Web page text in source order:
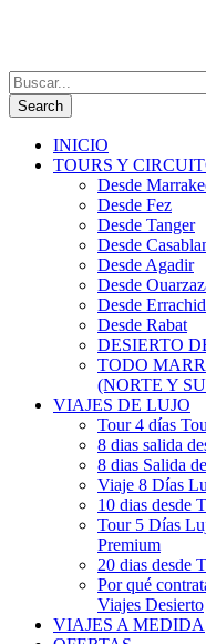
INICIO
TOURS Y
Desde
Desde Fez
Desde Tanger
Desde
Desde Agadir
Desde
Desde
Desde Rabat
DESIERTO
TODO
(NORTE Y
VIAJES DE LUJO
Tour 4 días
8 dias salida
8 dias Salida
Viaje 8 Días
10 dias desde
Tour 5 Días
Premium
20 dias desde
Por qué
Viajes Desierto
VIAJES A MEDIDA